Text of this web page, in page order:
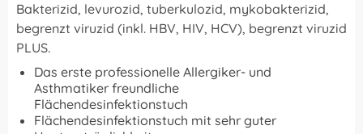
Bakterizid, levurozid, tuberkulozid, mykobakterizid,
begrenzt viruzid (inkl. HBV, HIV, HCV), begrenzt viruzid
PLUS.
Das erste professionelle Allergiker- und
Asthmatiker freundliche
Flächendesinfektionstuch
Flächendesinfektionstuch mit sehr guter